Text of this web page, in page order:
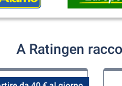
A Ratingen